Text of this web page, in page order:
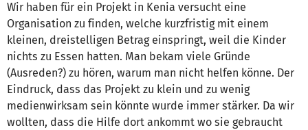
Wir haben für ein Projekt in Kenia versucht eine
Organisation zu finden, welche kurzfristig mit einem
kleinen, dreistelligen Betrag einspringt, weil die Kinder
nichts zu Essen hatten. Man bekam viele Gründe
(Ausreden?) zu hören, warum man nicht helfen könne. Der
Eindruck, dass das Projekt zu klein und zu wenig
medienwirksam sein könnte wurde immer stärker. Da wir
wollten, dass die Hilfe dort ankommt wo sie gebraucht